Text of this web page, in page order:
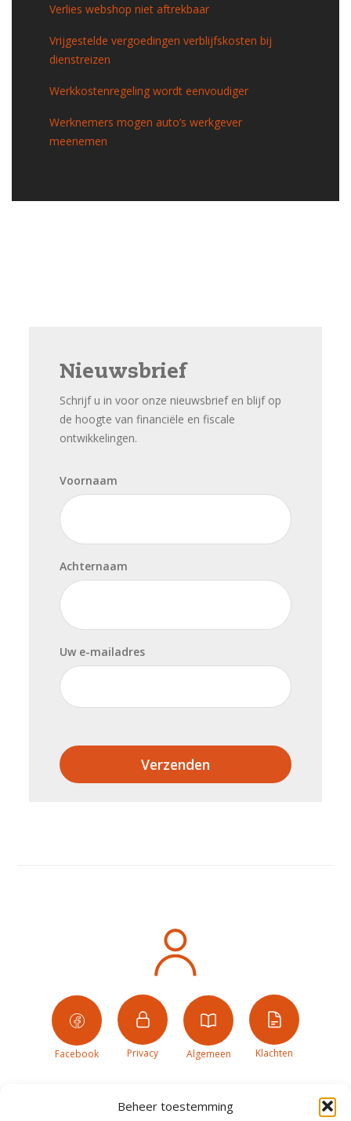
Beheer toestemming
Verlies webshop niet aftrekbaar
Vrijgestelde vergoedingen verblijfskosten bij
dienstreizen
Werkkostenregeling wordt eenvoudiger
Werknemers mogen auto’s werkgever
meenemen
Nieuwsbrief
Schrijf u in voor onze nieuwsbrief en blijf op
de hoogte van financiële en fiscale
ontwikkelingen.
Voornaam
Achternaam
Uw e-mailadres
Verzenden
Facebook Privacy Algemeen Klachten